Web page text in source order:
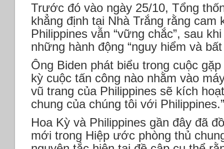
Trước đó vào ngày 25/10, Tổng
khẳng định tại Nhà Trắng rằng cam
Philippines vẫn “vững chắc”, sau
những hành động “nguy hiểm và
Ông Biden phát biểu trong cuộc
kỳ cuộc tấn công nào nhằm vào
vũ trang của Philippines sẽ kích
chung của chúng tôi với Philippines.”
Hoa Kỳ và Philippines gần đây đã
mới trong Hiệp ước phòng thủ